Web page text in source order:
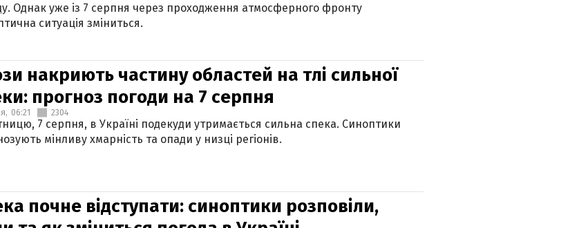
Однак уже із 7 серпня через проходження атмосферного фронту
ситуація зміниться.
накриють частину областей на тлі сильної
прогноз погоди на 7 серпня
06:21 2304
7 серпня, в Україні подекуди утримається сильна спека. Синоптики
мінливу хмарність та опади у низці регіонів.
почне відступати: синоптики розповіли,